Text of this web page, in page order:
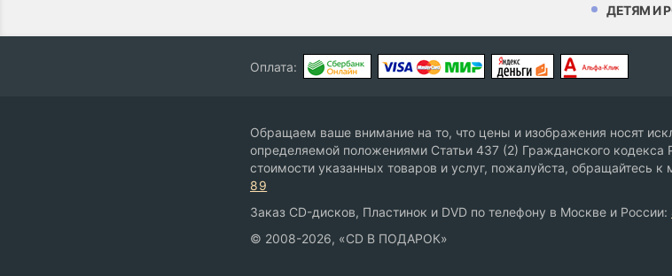
ДЕТЯМ И
Оплата:
Обращаем ваше внимание на то, что цены и изображения носят
определяемой положениями Статьи 437 (2) Гражданского
стоимости указанных товаров и услуг, пожалуйста, обращайтесь
89
Заказ CD-дисков, Пластинок и DVD по телефону в Москве и России:
© 2008-2026, «CD В ПОДАРОК»